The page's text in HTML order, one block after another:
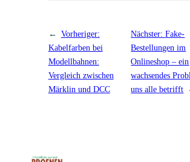
← Vorheriger:
Kabelfarben bei
Modellbahnen:
Vergleich zwischen
Märklin und DCC
Nächster:Fake-
Bestellungen im
Onlineshop – ein
wachsendes
uns alle betrifft